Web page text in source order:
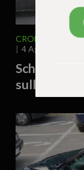
CRONACA
4 Agosto 2026 -
Schio,
sulla